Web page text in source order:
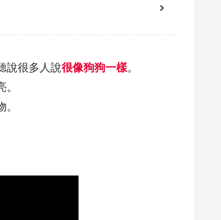
說很多人說很像狗狗一樣。